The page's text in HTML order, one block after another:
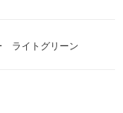
ライトグリーン